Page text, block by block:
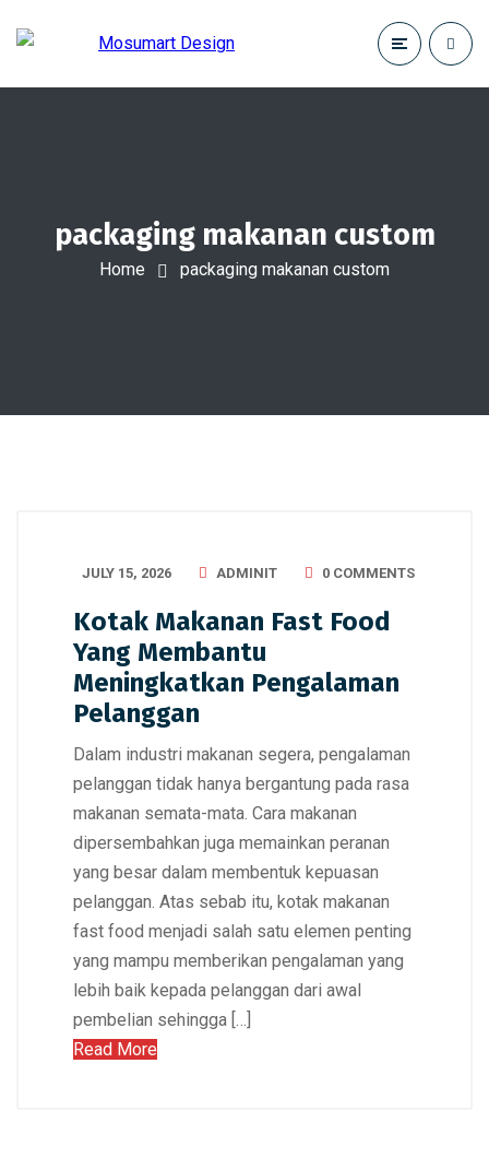
packaging makanan custom
Home packaging makanan custom
JULY 15, 2026 ADMINIT 0 COMMENTS
Kotak Makanan Fast Food
Yang Membantu
Meningkatkan Pengalaman
Pelanggan
Dalam industri makanan segera, pengalaman
pelanggan tidak hanya bergantung pada rasa
makanan semata-mata. Cara makanan
dipersembahkan juga memainkan peranan
yang besar dalam membentuk kepuasan
pelanggan. Atas sebab itu, kotak makanan
fast food menjadi salah satu elemen penting
yang mampu memberikan pengalaman yang
lebih baik kepada pelanggan dari awal
pembelian sehingga […]
Read More